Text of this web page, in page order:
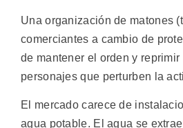
Una organización de matones
comerciantes a cambio de
de mantener el orden y
personajes que perturben la
El mercado carece de
agua potable. El agua se